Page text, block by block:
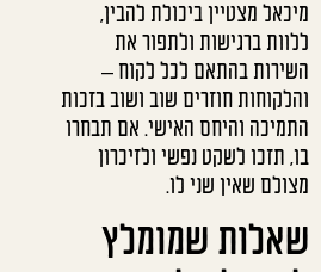
מיכאל מצטיין ביכולת להבין,
ללוות ברגישות ולתפור את
השירות בהתאם לכל לקוח –
והלקוחות חוזרים שוב ושוב בזכות
התמיכה והיחס האישי. אם תבחרו
בו, תזכו לשקט נפשי ולזיכרון
מצולם שאין שני לו.
שאלות שמומלץ